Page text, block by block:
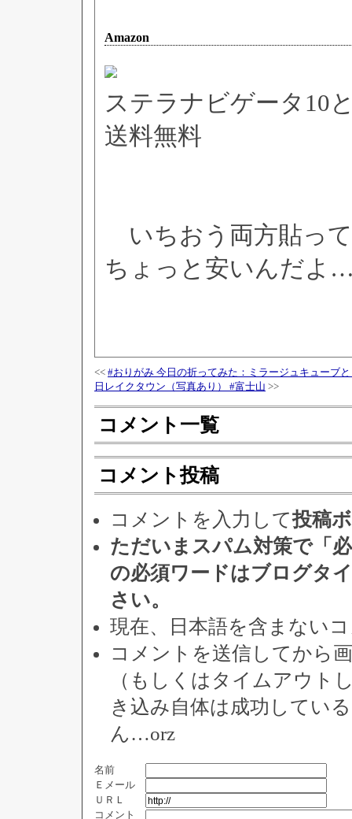
Amazon
ステラナビゲータ10
送料無料
いちおう両方貼っ
ちょっと安いんだよ
<< #おりがみ 今日の折ってみた：ミラージュキューブ
日レイクタウン（写真あり） #富士山 >>
コメント一覧
コメント投稿
コメントを入力して投稿
ただいまスパム対策で「
の必須ワードはブログタ
さい。
現在、日本語を含まない
コメントを送信してから
（もしくはタイムアウト
き込み自体は成功してい
ん…orz
名前
Ｅメール
ＵＲＬ
コメント